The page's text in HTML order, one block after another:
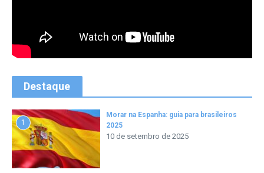
Destaque
1
Morar na Espanha: guia para brasileiros
2025
10 de setembro de 2025